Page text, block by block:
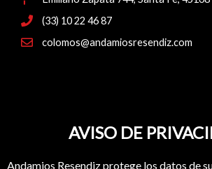
(33) 10 22 46 87
colomos@andamiosresendiz.com
AVISO DE
Andamios Resendiz protege los datos de